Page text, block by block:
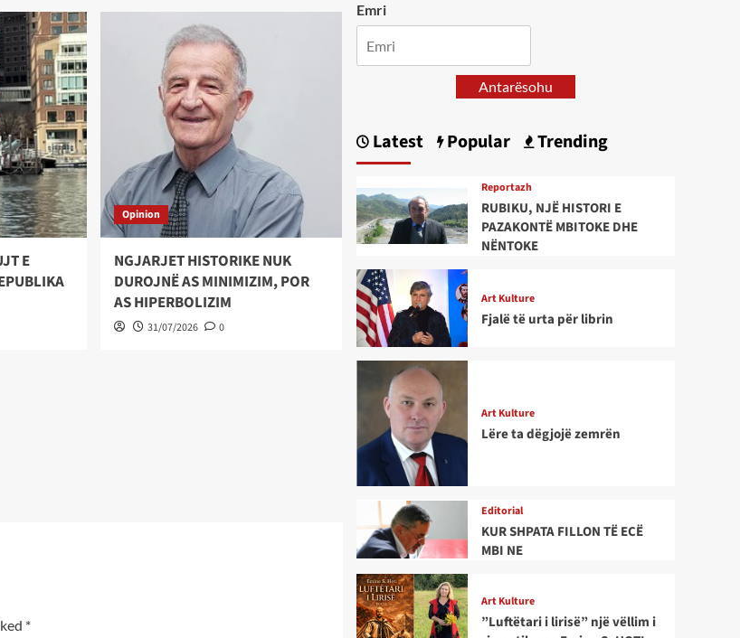
E
Opinion
NGJARJET HISTORIKE NUK
DUROJNË AS MINIMIZIM, POR
AS HIPERBOLIZIM
31/07/2026 0
*
Emri
Antarësohu
Latest Popular Trending
Reportazh
RUBIKU, NJË HISTORI E
PAZAKONTË MBITOKE DHE
NËNTOKE
Art Kulture
Fjalë të urta për librin
Art Kulture
Lëre ta dëgjojë zemrën
Editorial
KUR SHPATA FILLON TË ECË
MBI NE
Art Kulture
”Luftëtari i lirisë” një vëllim i